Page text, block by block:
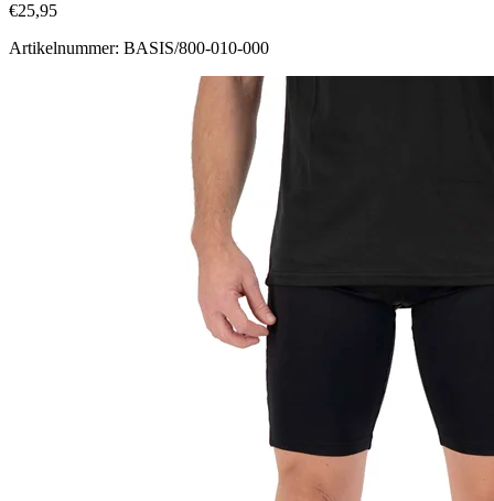
€25,95
Artikelnummer: BASIS/800-010-000